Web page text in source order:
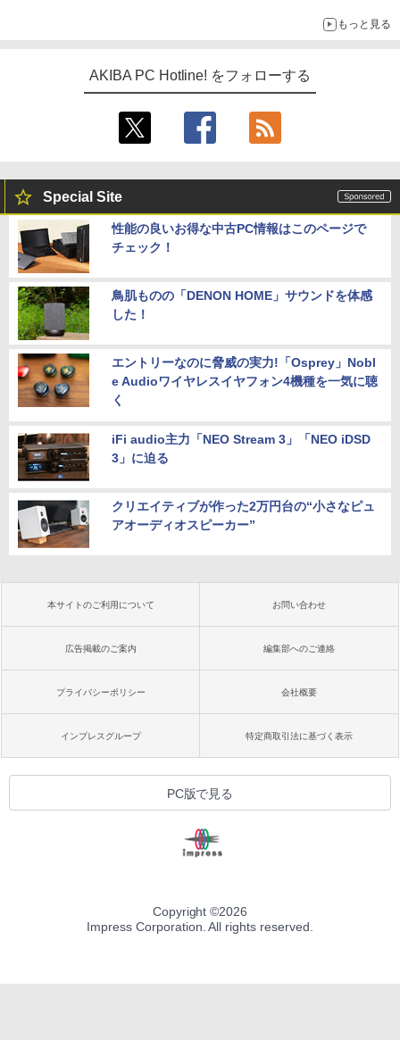
もっと見る
AKIBA PC Hotline! をフォローする
Special Site
性能の良いお得な中古PC情報はこのページで
チェック！
鳥肌ものの「DENON HOME」サウンドを体感
した！
エントリーなのに脅威の実力!「Osprey」Nobl
e Audioワイヤレスイヤフォン4機種を一気に聴
く
iFi audio主力「NEO Stream 3」「NEO iDSD
3」に迫る
クリエイティブが作った2万円台の“小さなピュ
アオーディオスピーカー”
本サイトのご利用について お問い合わせ
広告掲載のご案内 編集部へのご連絡
プライバシーポリシー 会社概要
インプレスグループ 特定商取引法に基づく表示
PC版で見る
Copyright ©2026
Impress Corporation. All rights reserved.